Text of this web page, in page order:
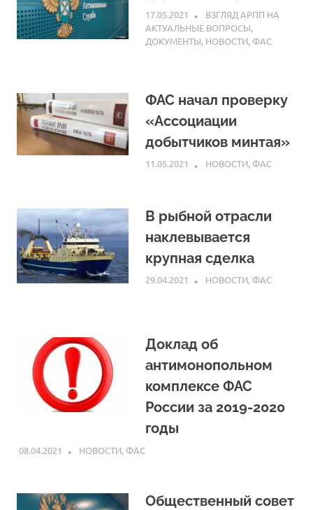
17.05.2021 ARPP
ВЗГЛЯД АРПП НА
АКТУАЛЬНЫЕ ВОПРОСЫ,
ДОКУМЕНТЫ, НОВОСТИ, ФАС
ФАС начал проверку
«Ассоциации
добытчиков минтая»
11.05.2021 ARPP
НОВОСТИ, ФАС
В рыбной отрасли
наклевывается
крупная сделка
29.04.2021 ARPP
НОВОСТИ, ФАС
Доклад об
антимонопольном
комплексе ФАС
России за 2019-2020
годы
08.04.2021 ARPP
НОВОСТИ, ФАС
Общественный совет